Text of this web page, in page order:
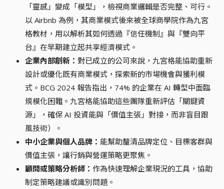
「靈感」變成「模型」，檢視商業邏輯是否完整、可行。
以 Airbnb 為例，其商業模式後來被全球商學院作為九宮
格教材，用以解析其如何透過『信任機制』與『雙向平
台』在早期建立起共享經濟模式。
企業內部創新： 對已成立的公司來說，九宮格能協助重新
設計或優化既有商業模式，探索新的市場機會與獲利模
式。BCG 2024 報告指出，74% 的企業在 AI 轉型中面臨
規模化困難。九宮格能協助這些團隊重新評估「關鍵資
源」，確保 AI 投資能與「價值主張」對接，而非盲目跟
風技術）。
中小企業與個人品牌： 能幫助釐清品牌定位、目標客群與
價值主張，讓行銷與營運策略更聚焦。
顧問或策略分析師： 作為快速理解企業現況的工具，協助
制定策略建議或識別問題。